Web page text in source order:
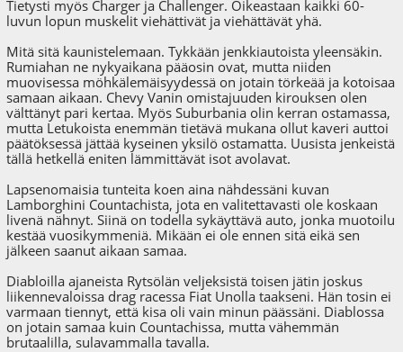
Tietysti myös Charger ja Challenger. Oikeastaan kaikki 60-
luvun lopun muskelit viehättivät ja viehättävät yhä.
Mitä sitä kaunistelemaan. Tykkään jenkkiautoista yleensäkin.
Rumiahan ne nykyaikana pääosin ovat, mutta niiden
muovisessa möhkälemäisyydessä on jotain törkeää ja kotoisaa
samaan aikaan. Chevy Vanin omistajuuden kirouksen olen
välttänyt pari kertaa. Myös Suburbania olin kerran ostamassa,
mutta Letukoista enemmän tietävä mukana ollut kaveri auttoi
päätöksessä jättää kyseinen yksilö ostamatta. Uusista jenkeistä
tällä hetkellä eniten lämmittävät isot avolavat.
Lapsenomaisia tunteita koen aina nähdessäni kuvan
Lamborghini Countachista, jota en valitettavasti ole koskaan
livenä nähnyt. Siinä on todella sykäyttävä auto, jonka muotoilu
kestää vuosikymmeniä. Mikään ei ole ennen sitä eikä sen
jälkeen saanut aikaan samaa.
Diabloilla ajaneista Rytsölän veljeksistä toisen jätin joskus
liikennevaloissa drag racessa Fiat Unolla taakseni. Hän tosin ei
varmaan tiennyt, että kisa oli vain minun päässäni. Diablossa
on jotain samaa kuin Countachissa, mutta vähemmän
brutaalilla, sulavammalla tavalla.